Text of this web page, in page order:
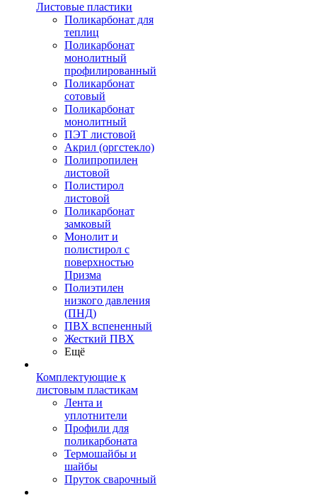
Листовые пластики
Поликарбонат для
теплиц
Поликарбонат
монолитный
профилированный
Поликарбонат
сотовый
Поликарбонат
монолитный
ПЭТ листовой
Акрил (оргстекло)
Полипропилен
листовой
Полистирол
листовой
Поликарбонат
замковый
Монолит и
полистирол с
поверхностью
Призма
Полиэтилен
низкого давления
(ПНД)
ПВХ вспененный
Жесткий ПВХ
Ещё
Комплектующие к
листовым пластикам
Лента и
уплотнители
Профили для
поликарбоната
Термошайбы и
шайбы
Пруток сварочный